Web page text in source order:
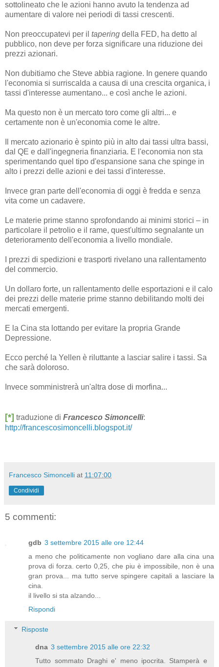
sottolineato che le azioni hanno avuto la tendenza ad
aumentare di valore nei periodi di tassi crescenti.
Non preoccupatevi per il tapering della FED, ha detto al
pubblico, non deve per forza significare una riduzione dei
prezzi azionari.
Non dubitiamo che Steve abbia ragione. In genere quando
l'economia si surriscalda a causa di una crescita organica, i
tassi d'interesse aumentano... e così anche le azioni.
Ma questo non è un mercato toro come gli altri... e
certamente non è un'economia come le altre.
Il mercato azionario è spinto più in alto dai tassi ultra bassi,
dal QE e dall'ingegneria finanziaria. E l'economia non sta
sperimentando quel tipo d'espansione sana che spinge in
alto i prezzi delle azioni e dei tassi d'interesse.
Invece gran parte dell'economia di oggi è fredda e senza
vita come un cadavere.
Le materie prime stanno sprofondando ai minimi storici – in
particolare il petrolio e il rame, quest'ultimo segnalante un
deterioramento dell'economia a livello mondiale.
I prezzi di spedizioni e trasporti rivelano una rallentamento
del commercio.
Un dollaro forte, un rallentamento delle esportazioni e il calo
dei prezzi delle materie prime stanno debilitando molti dei
mercati emergenti.
E la Cina sta lottando per evitare la propria Grande
Depressione.
Ecco perché la Yellen è riluttante a lasciar salire i tassi. Sa
che sarà doloroso.
Invece somministrerà un'altra dose di morfina...
[*] traduzione di Francesco Simoncelli:
http://francescosimoncelli.blogspot.it/
Francesco Simoncelli at 11:07:00
Condividi
5 commenti:
gdb 3 settembre 2015 alle ore 12:44
a meno che politicamente non vogliano dare alla cina una
prova di forza. certo 0,25, che piu è impossibile, non è una
gran prova... ma tutto serve spingere capitali a lasciare la
cina.
il livello si sta alzando...
Rispondi
Risposte
dna 3 settembre 2015 alle ore 22:32
Tutto sommato Draghi e' meno ipocrita. Stamperà e